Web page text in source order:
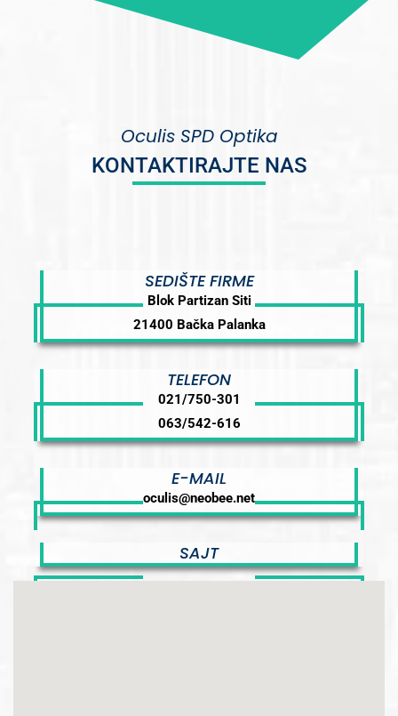
Oculis SPD Optika
KONTAKTIRAJTE NAS
SEDIŠTE FIRME
Blok Partizan Siti
21400 Bačka Palanka
TELEFON
021/750-301
063/542-616
E-MAIL
oculis@neobee.net
SAJT